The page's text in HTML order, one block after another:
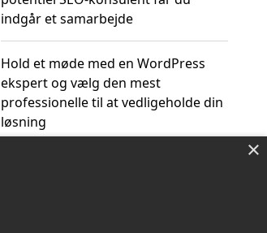
indgår et samarbejde
Hold et møde med en WordPress
ekspert og vælg den mest
professionelle til at vedligeholde din
løsning
×